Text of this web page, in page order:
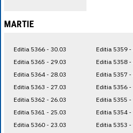
MARTIE
Editia 5366 - 30.03
Editia 5365 - 29.03
Editia 5364 - 28.03
Editia 5363 - 27.03
Editia 5362 - 26.03
Editia 5361 - 25.03
Editia 5360 - 23.03
Editia 5359 -
Editia 5358 -
Editia 5357 -
Editia 5356 -
Editia 5355 -
Editia 5354 -
Editia 5353 -